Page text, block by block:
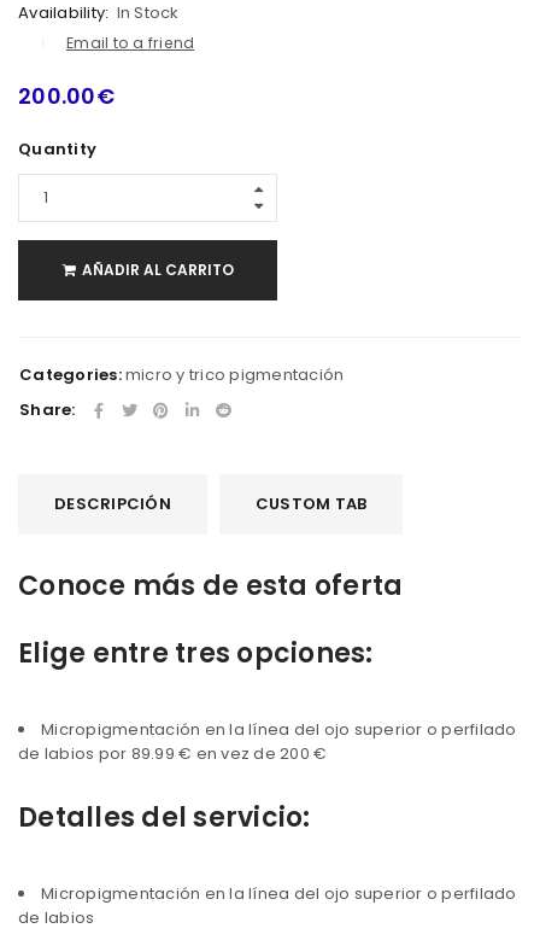
Availability: In Stock
Email to a friend
200.00€
Quantity
AÑADIR AL CARRITO
Categories:micro y trico pigmentación
Share:
DESCRIPCIÓN CUSTOM TAB
Conoce más de esta oferta
Elige entre tres opciones:
Micropigmentación en la línea del ojo superior o perfilado
de labios por 89.99 € en vez de 200 €
Detalles del servicio:
Micropigmentación en la línea del ojo superior o perfilado
de labios